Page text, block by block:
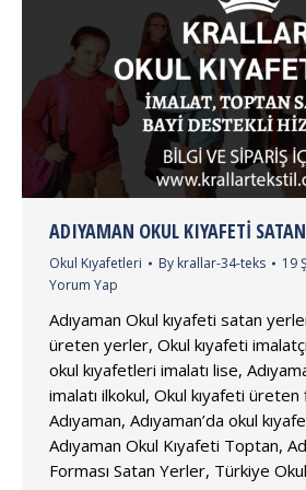
ADIYAMAN OKUL KIYAFETI SATAN
Okul Kıyafetleri By krallar-34-teks
19
Yorum Yap
Adıyaman Okul kıyafeti satan
üreten yerler, Okul kıyafeti
okul kıyafetleri imalatı lise,
imalatı ilkokul, Okul kıyafeti
Adıyaman, Adıyaman’da okul
Adıyaman Okul Kıyafeti Toptan,
Forması Satan Yerler, Türkiye